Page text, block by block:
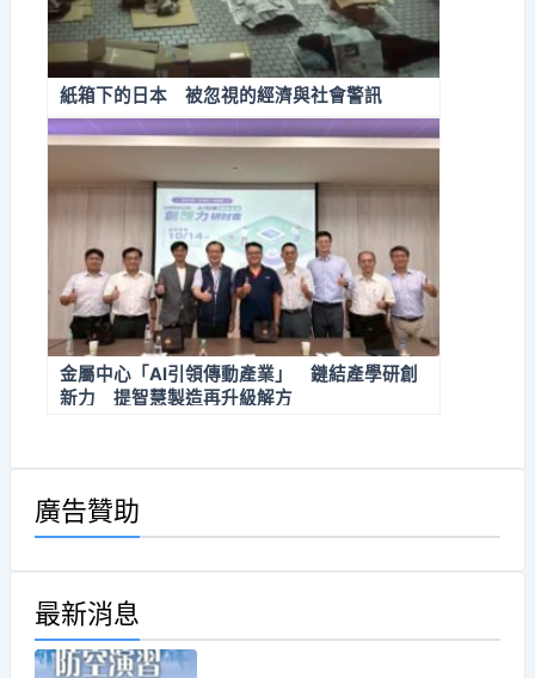
紙箱下的日本 被忽視的經濟與社會警訊
金屬中心「AI引領傳動產業」 鏈結產學研創
新力 提智慧製造再升級解方
廣告贊助
最新消息